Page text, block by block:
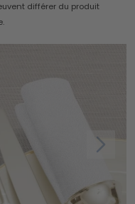
différer du produit